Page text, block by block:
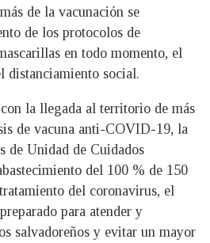
de la vacunación se
de los protocolos de
en todo momento, el
distanciamiento social.
la llegada al territorio de más
de vacuna anti-COVID-19, la
de Unidad de Cuidados
del 100 % de 150
del coronavirus, el
para atender y
salvadoreños y evitar un mayor